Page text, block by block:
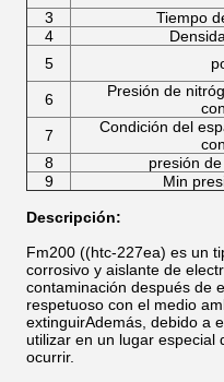
3
Tiempo
4
5
6
Presión de
7
Condición del
8
presión
9
Min
Descripción:
Fm200 ((htc-227ea) es un
corrosivo y aislante de
contaminación después de
respetuoso con el medio
extinguirAdemás, debido a
utilizar en un lugar especial
ocurrir.